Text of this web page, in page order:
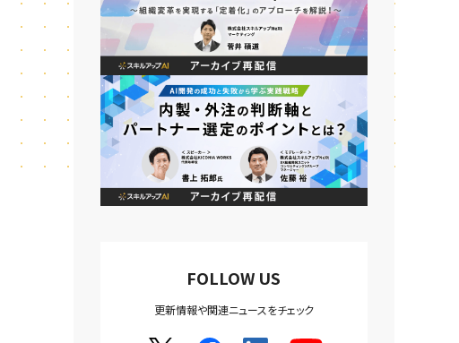
FOLLOW US
更新情報や関連ニュースをチェック